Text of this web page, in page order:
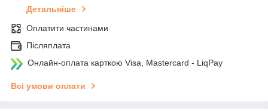
Детальніше
Оплатити частинами
Післяплата
Онлайн-оплата карткою Visa, Mastercard - LiqPay
Всі умови оплати